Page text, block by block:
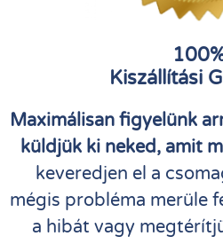
Kiszállítási
Maximálisan figyelünk
küldjük ki neked, amit
keveredjen el a
mégis probléma merüle
a hibát vagy